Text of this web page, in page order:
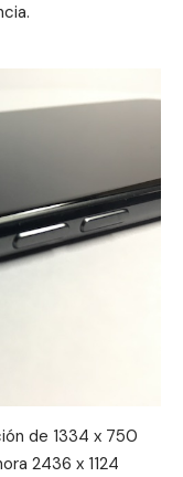
de 1334 x 750
2436 x 1124